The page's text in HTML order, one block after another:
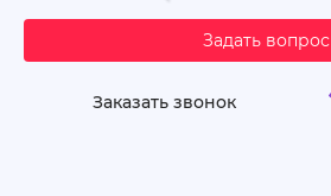
Задать вопрос
Заказать звонок